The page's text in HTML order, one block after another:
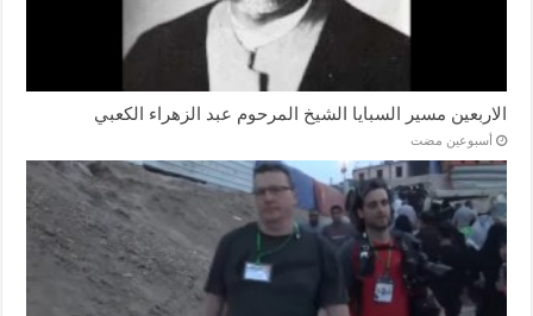
الاربعين مسير السبايا الشيخ المرحوم عبد الزهراء الكعبي
‏أسبوعين مضت